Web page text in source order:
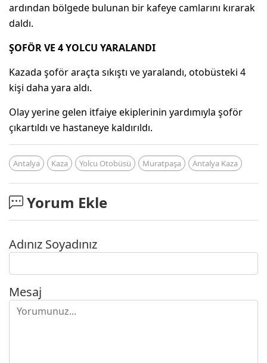
ardından bölgede bulunan bir kafeye camlarını kırarak
daldı.
ŞOFÖR VE 4 YOLCU YARALANDI
Kazada şoför araçta sıkıştı ve yaralandı, otobüsteki 4
kişi daha yara aldı.
Olay yerine gelen itfaiye ekiplerinin yardımıyla şoför
çıkartıldı ve hastaneye kaldırıldı.
Antalya Kaza Yolcu Otobüsü Muratpaşa Antalya Kaza
Yorum Ekle
Adınız Soyadınız
Mesaj